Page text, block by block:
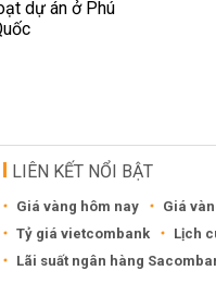
LIÊN KẾT NỔI BẬT
Giá vàng hôm nay Giá
Tỷ giá vietcombank
Lịch
Lãi suất ngân hàng